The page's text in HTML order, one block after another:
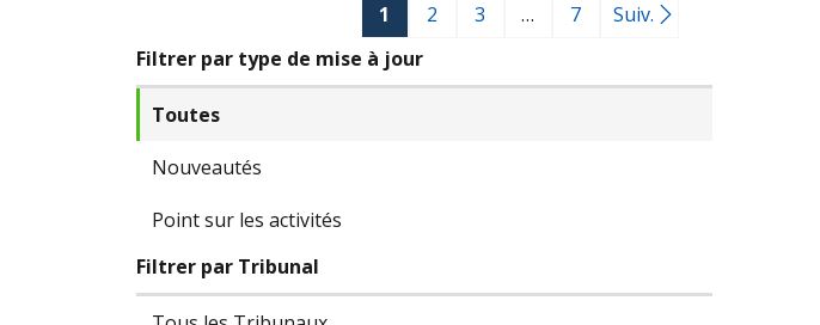
1 2 3 … 7
Suiv.
Filtrer par type de mise à jour
Toutes
Nouveautés
Point sur les activités
Filtrer par Tribunal